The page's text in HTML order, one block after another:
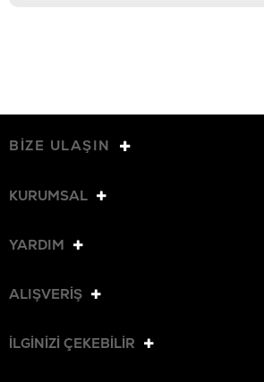
BİZE ULAŞIN
KURUMSAL
YARDIM
ALIŞVERİŞ
İLGİNİZİ ÇEKEBİLİR